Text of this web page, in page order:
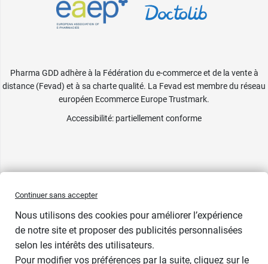
Bientôt de retour
Pharma GDD adhère à la Fédération du e-commerce et de la vente à
distance (Fevad) et à sa charte qualité. La Fevad est membre du réseau
européen Ecommerce Europe Trustmark.
Accessibilité: partiellement conforme
Continuer sans accepter
Nous utilisons des cookies pour améliorer l’expérience
de notre site et proposer des publicités personnalisées
selon les intérêts des utilisateurs.
Pour modifier vos préférences par la suite, cliquez sur le